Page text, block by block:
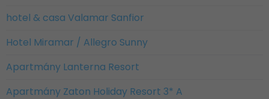
hotel & casa Valamar Sanfior
Hotel Miramar / Allegro Sunny
Apartmány Lanterna Resort
Apartmány Zaton Holiday Resort 3* A